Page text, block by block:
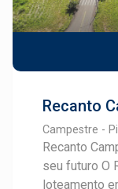
Recanto
Recanto
seu futuro O Recanto Campestre é um
loteamento